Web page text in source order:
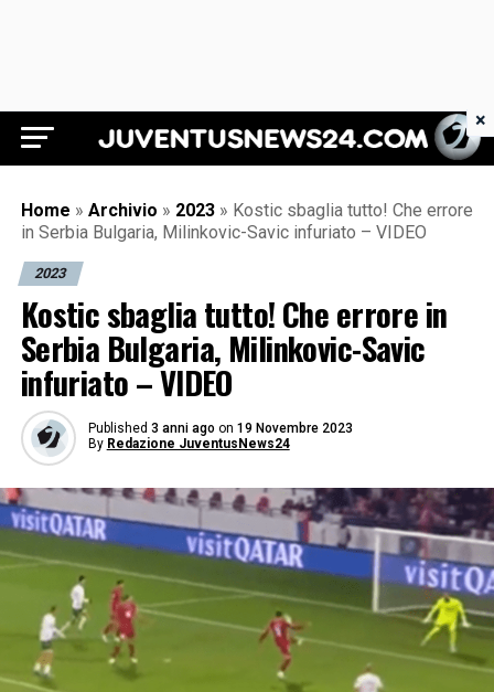
Juventus News 24
Home » Archivio » 2023 » Kostic sbaglia tutto! Che errore
in Serbia Bulgaria, Milinkovic-Savic infuriato – VIDEO
2023
Kostic sbaglia tutto! Che errore in
Serbia Bulgaria, Milinkovic-Savic
infuriato – VIDEO
Published 3 anni ago on 19 Novembre 2023
By Redazione JuventusNews24
×